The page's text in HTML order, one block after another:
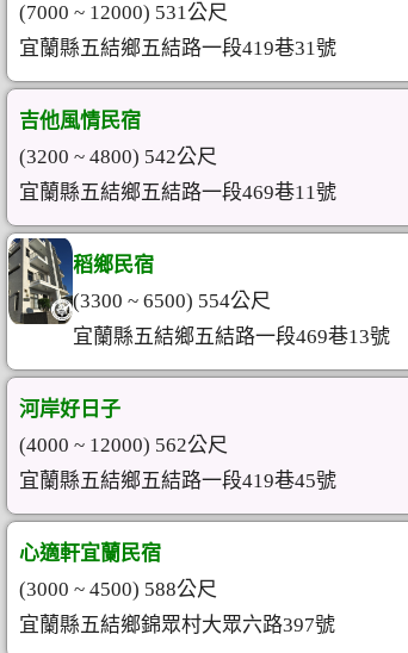
(7000 ~ 12000) 531公尺
宜蘭縣五結鄉五結路一段419巷31號
吉他風情民宿
(3200 ~ 4800) 542公尺
宜蘭縣五結鄉五結路一段469巷11號
稻鄉民宿
(3300 ~ 6500) 554公尺
宜蘭縣五結鄉五結路一段469巷13號
河岸好日子
(4000 ~ 12000) 562公尺
宜蘭縣五結鄉五結路一段419巷45號
心適軒宜蘭民宿
(3000 ~ 4500) 588公尺
宜蘭縣五結鄉錦眾村大眾六路397號